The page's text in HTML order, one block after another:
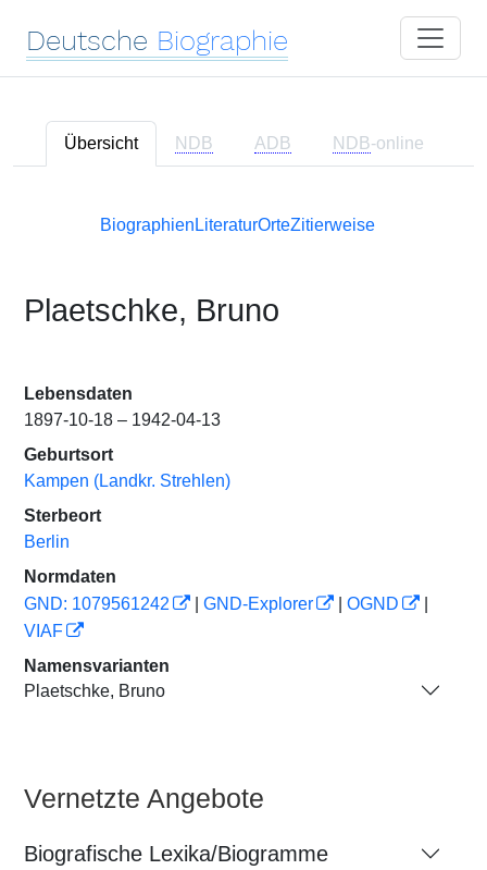
Deutsche Biographie
Übersicht NDB ADB NDB-online
Biographien LiteraturOrteZitierweise
Plaetschke, Bruno
Lebensdaten
1897-10-18 – 1942-04-13
Geburtsort
Kampen (Landkr. Strehlen)
Sterbeort
Berlin
Normdaten
GND: 1079561242
GND-Explorer OGND
VIAF
Namensvarianten
Plaetschke, Bruno
Vernetzte Angebote
Biografische Lexika/Biogramme